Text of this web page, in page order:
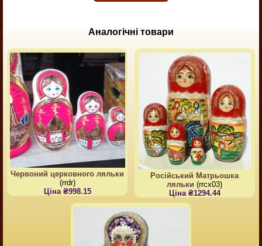
Аналогічні товари
Червоний церковного ляльки
(rrdr)
Ціна ₴998.15
Російський Матрьошка
ляльки (rrcx03)
Ціна ₴1294.44